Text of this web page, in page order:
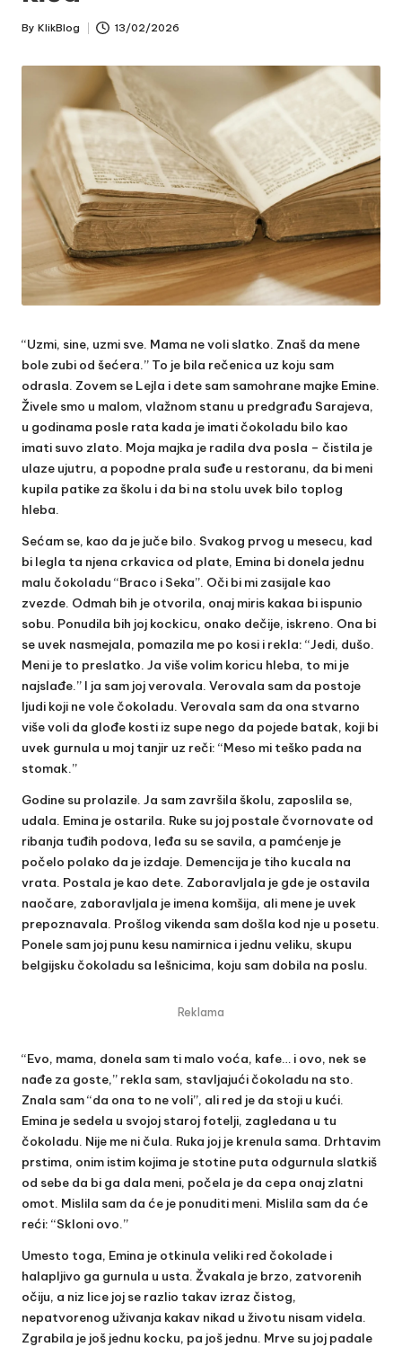
Posted
By KlikBlog 13/02/2026
“Uzmi, sine, uzmi sve. Mama ne voli slatko. Znaš da mene
bole zubi od šećera.” To je bila rečenica uz koju sam
odrasla. Zovem se Lejla i dete sam samohrane majke Emine.
Živele smo u malom, vlažnom stanu u predgrađu Sarajeva,
u godinama posle rata kada je imati čokoladu bilo kao
imati suvo zlato. Moja majka je radila dva posla – čistila je
ulaze ujutru, a popodne prala suđe u restoranu, da bi meni
kupila patike za školu i da bi na stolu uvek bilo toplog
hleba.
Sećam se, kao da je juče bilo. Svakog prvog u mesecu, kad
bi legla ta njena crkavica od plate, Emina bi donela jednu
malu čokoladu “Braco i Seka”. Oči bi mi zasijale kao
zvezde. Odmah bih je otvorila, onaj miris kakaa bi ispunio
sobu. Ponudila bih joj kockicu, onako dečije, iskreno. Ona bi
se uvek nasmejala, pomazila me po kosi i rekla: “Jedi, dušo.
Meni je to preslatko. Ja više volim koricu hleba, to mi je
najslađe.” I ja sam joj verovala. Verovala sam da postoje
ljudi koji ne vole čokoladu. Verovala sam da ona stvarno
više voli da glođe kosti iz supe nego da pojede batak, koji bi
uvek gurnula u moj tanjir uz reči: “Meso mi teško pada na
stomak.”
Godine su prolazile. Ja sam završila školu, zaposlila se,
udala. Emina je ostarila. Ruke su joj postale čvornovate od
ribanja tuđih podova, leđa su se savila, a pamćenje je
počelo polako da je izdaje. Demencija je tiho kucala na
vrata. Postala je kao dete. Zaboravljala je gde je ostavila
naočare, zaboravljala je imena komšija, ali mene je uvek
prepoznavala. Prošlog vikenda sam došla kod nje u posetu.
Ponele sam joj punu kesu namirnica i jednu veliku, skupu
belgijsku čokoladu sa lešnicima, koju sam dobila na poslu.
Reklama
“Evo, mama, donela sam ti malo voća, kafe… i ovo, nek se
nađe za goste,” rekla sam, stavljajući čokoladu na sto.
Znala sam “da ona to ne voli”, ali red je da stoji u kući.
Emina je sedela u svojoj staroj fotelji, zagledana u tu
čokoladu. Nije me ni čula. Ruka joj je krenula sama. Drhtavim
prstima, onim istim kojima je stotine puta odgurnula slatkiš
od sebe da bi ga dala meni, počela je da cepa onaj zlatni
omot. Mislila sam da će je ponuditi meni. Mislila sam da će
reći: “Skloni ovo.”
Umesto toga, Emina je otkinula veliki red čokolade i
halapljivo ga gurnula u usta. Žvakala je brzo, zatvorenih
očiju, a niz lice joj se razlio takav izraz čistog,
nepatvorenog uživanja kakav nikad u životu nisam videla.
Zgrabila je još jednu kocku, pa još jednu. Mrve su joj padale